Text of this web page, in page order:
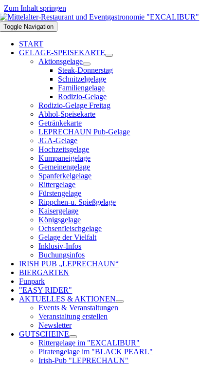
Zum Inhalt springen
Toggle Navigation
START
GELAGE-SPEISEKARTE
Aktionsgelage
Steak-Donnerstag
Schnitzelgelage
Familiengelage
Rodizio-Gelage
Rodizio-Gelage Freitag
Abhol-Speisekarte
Getränkekarte
LEPRECHAUN Pub-Gelage
JGA-Gelage
Hochzeitsgelage
Kumpaneigelage
Gemeinengelage
Spanferkelgelage
Rittergelage
Fürstengelage
Rippchen-u. Spießgelage
Kaisergelage
Königsgelage
Ochsenfleischgelage
Gelage der Vielfalt
Inklusiv-Infos
Buchungsinfos
IRISH PUB „LEPRECHAUN“
BIERGARTEN
Funpark
"EASY RIDER"
AKTUELLES & AKTIONEN
Events & Veranstaltungen
Veranstaltung erstellen
Newsletter
GUTSCHEINE
Rittergelage im "EXCALIBUR"
Piratengelage im "BLACK PEARL"
Irish-Pub "LEPRECHAUN"